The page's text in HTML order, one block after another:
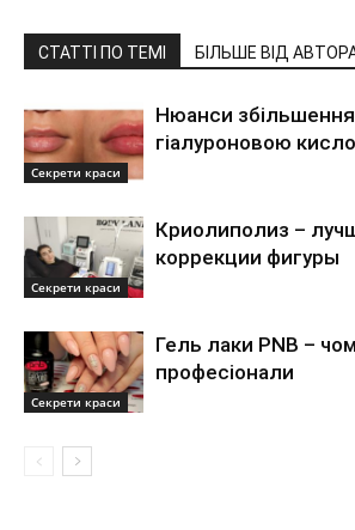
СТАТТІ ПО ТЕМІ БІЛЬШЕ ВІД
Секрети краси
Нюанси збільшення
гіалуроновою
Секрети краси
Криолиполиз –
коррекции фигуры
Секрети краси
Гель лаки PNB –
професіонали